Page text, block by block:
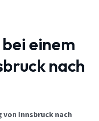
einem
nach
von Innsbruck nach